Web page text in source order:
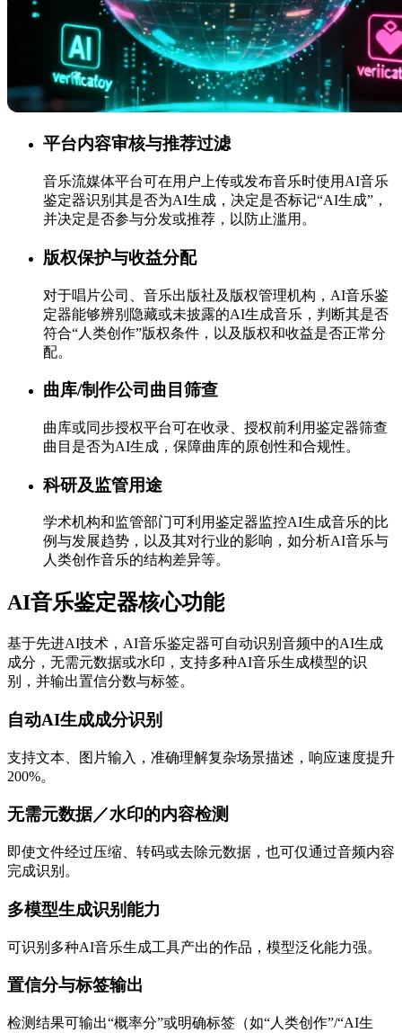
平台内容审核与推荐过滤
音乐流媒体平台可在用户上传或发布音乐时使用AI音乐
鉴定器识别其是否为AI生成，决定是否标记“AI生成”，
并决定是否参与分发或推荐，以防止滥用。
版权保护与收益分配
对于唱片公司、音乐出版社及版权管理机构，AI音乐鉴
定器能够辨别隐藏或未披露的AI生成音乐，判断其是否
符合“人类创作”版权条件，以及版权和收益是否正常分
配。
曲库/制作公司曲目筛查
曲库或同步授权平台可在收录、授权前利用鉴定器筛查
曲目是否为AI生成，保障曲库的原创性和合规性。
科研及监管用途
学术机构和监管部门可利用鉴定器监控AI生成音乐的比
例与发展趋势，以及其对行业的影响，如分析AI音乐与
人类创作音乐的结构差异等。
AI音乐鉴定器核心功能
基于先进AI技术，AI音乐鉴定器可自动识别音频中的AI生成
成分，无需元数据或水印，支持多种AI音乐生成模型的识
别，并输出置信分数与标签。
自动AI生成成分识别
支持文本、图片输入，准确理解复杂场景描述，响应速度提升
200%。
无需元数据／水印的内容检测
即使文件经过压缩、转码或去除元数据，也可仅通过音频内容
完成识别。
多模型生成识别能力
可识别多种AI音乐生成工具产出的作品，模型泛化能力强。
置信分与标签输出
检测结果可输出“概率分”或明确标签（如“人类创作”/“AI生